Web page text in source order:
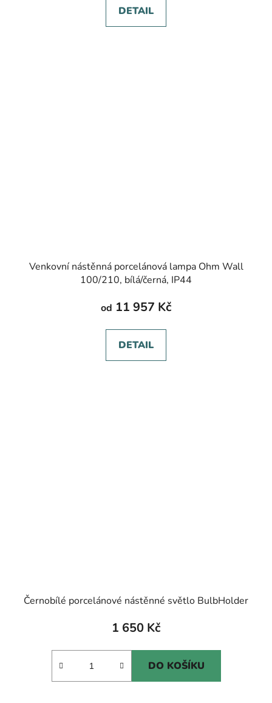
DETAIL
Venkovní nástěnná porcelánová lampa Ohm Wall
100/210, bílá/černá, IP44
od 11 957 Kč
DETAIL
Černobílé porcelánové nástěnné světlo BulbHolder
1 650 Kč
DO KOŠÍKU